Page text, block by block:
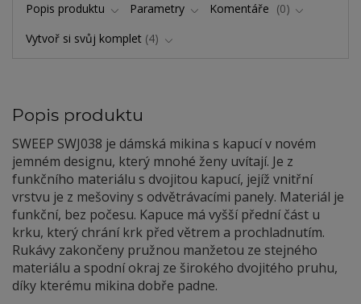
Popis produktu Parametry Komentáře
0
Vytvoř si svůj komplet 4
Popis produktu
SWEEP SWJ038 je dámská mikina s kapucí v novém
jemném designu, který mnohé ženy uvítají. Je z
funkčního materiálu s dvojitou kapucí, jejíž vnitřní
vrstvu je z mešoviny s odvětrávacími panely. Materiál je
funkční, bez počesu. Kapuce má vyšší přední část u
krku, který chrání krk před větrem a prochladnutím.
Rukávy zakončeny pružnou manžetou ze stejného
materiálu a spodní okraj ze širokého dvojitého pruhu,
díky kterému mikina dobře padne.